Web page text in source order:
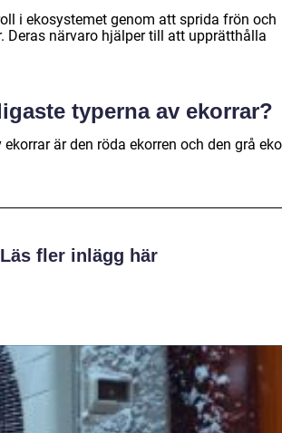
i ekosystemet genom att sprida frön och
Deras närvaro hjälper till att upprätthålla
typerna av ekorrar?
är den röda ekorren och den grå
Läs fler inlägg här